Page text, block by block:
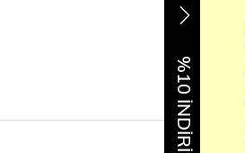
%10 İNDİRİM